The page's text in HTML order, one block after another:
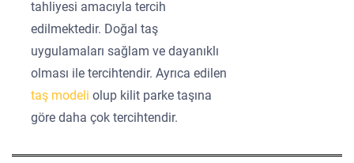
tahliyesi amacıyla tercih
edilmektedir. Doğal taş
uygulamaları sağlam ve dayanıklı
olması ile tercihtendir. Ayrıca edilen
taş modeliolup kilit parke taşına
göre daha çok tercihtendir.